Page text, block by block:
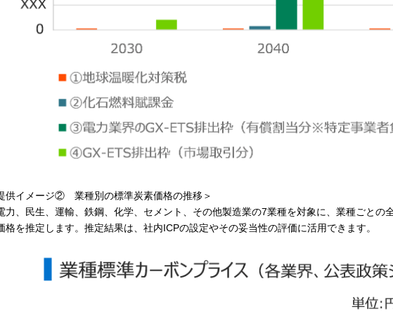
供イメージ② 業種別の標準炭素価格の推移＞
、民生、運輸、鉄鋼、化学、セメント、その他製造業の7業種を対象に、業種ごとの
格を推定します。推定結果は、社内ICPの設定やその妥当性の評価に活用できます。